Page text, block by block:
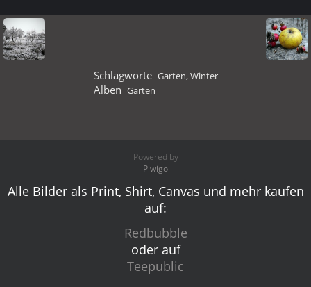
Schlagworte Garten,Winter
Alben Garten
Powered by
Piwigo
Alle Bilder als Print, Shirt, Canvas und mehr kaufen
auf:
Redbubble
oder auf
Teepublic